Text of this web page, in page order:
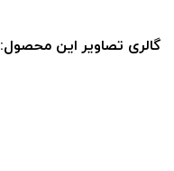
گالری تصاویر این محصول: